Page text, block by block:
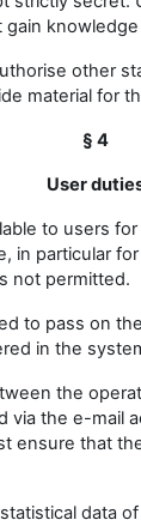
gain
other
material for
§ 4
User
to users
in particular
not permitted.
to pass on
in the
the
via the e-mail
ensure that
data